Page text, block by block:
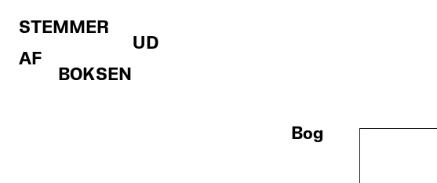
Bog
STEMMER
                             UD
AF
          BOKSEN